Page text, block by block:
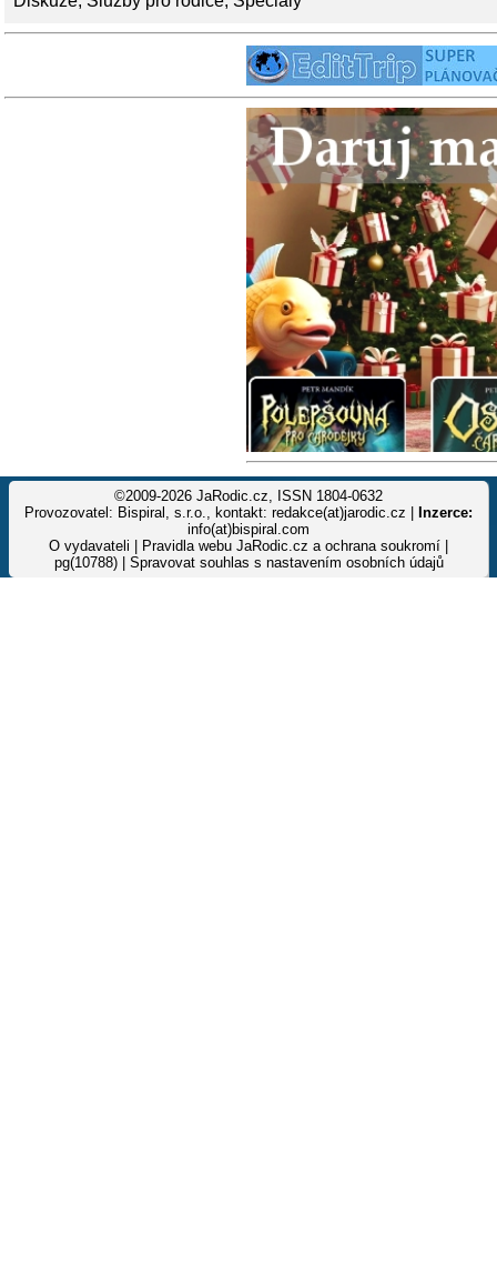
©2009-2026 JaRodic.cz, ISSN 1804-0632
Provozovatel: Bispiral, s.r.o., kontakt: redakce(at)jarodic.cz |
Inzerce:
info(at)bispiral.com
O vydavateli
Pravidla webu JaRodic.cz a ochrana soukromí
pg(10788) | Spravovat souhlas s nastavením osobních údajů